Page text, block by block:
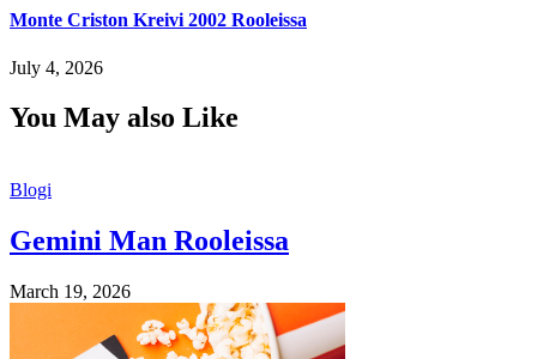
Monte Criston Kreivi 2002 Rooleissa
July 4, 2026
You May also Like
Blogi
Gemini Man Rooleissa
March 19, 2026